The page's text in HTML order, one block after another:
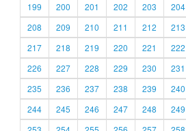
199
200 201 202 203 204
208
209 210 211 212 213
217
218 219 220 221 222
226
227 228 229 230 231
235
236 237 238 239 240
244
245 246 247 248 249